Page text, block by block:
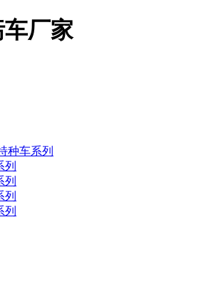
种车系列
列
列
列
列